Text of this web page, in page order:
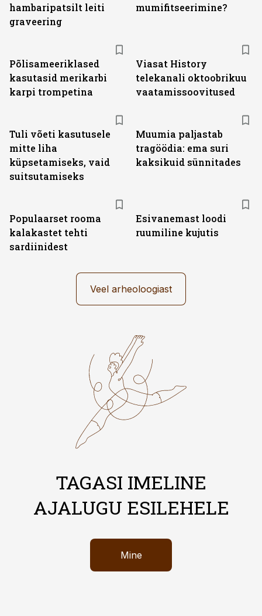
hambaripatsilt leiti
graveering
mumifitseerimine?
Põlisameeriklased
kasutasid merikarbi
karpi trompetina
Viasat History
telekanali oktoobrikuu
vaatamissoovitused
Tuli võeti kasutusele
mitte liha
küpsetamiseks, vaid
suitsutamiseks
Muumia paljastab
tragöödia: ema suri
kaksikuid sünnitades
Populaarset rooma
kalakastet tehti
sardiinidest
Esivanemast loodi
ruumiline kujutis
Veel arheoloogiast
TAGASI IMELINE
AJALUGU ESILEHELE
Mine